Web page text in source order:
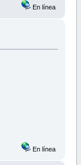
En línea
En línea